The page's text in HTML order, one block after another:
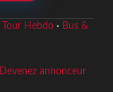
Tour Hebdo· Bus &
Devenez annonceur